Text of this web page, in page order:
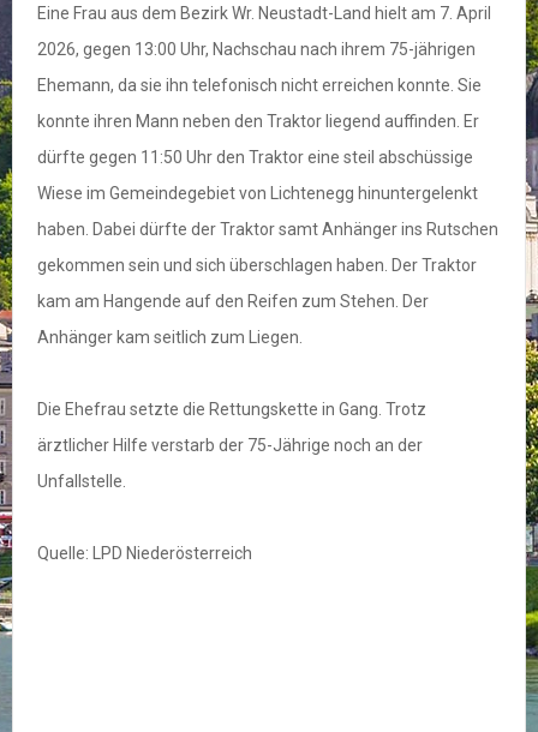
Eine Frau aus dem Bezirk Wr. Neustadt-Land hielt am 7. April
2026, gegen 13:00 Uhr, Nachschau nach ihrem 75-jährigen
Ehemann, da sie ihn telefonisch nicht erreichen konnte. Sie
konnte ihren Mann neben den Traktor liegend auffinden. Er
dürfte gegen 11:50 Uhr den Traktor eine steil abschüssige
Wiese im Gemeindegebiet von Lichtenegg hinuntergelenkt
haben. Dabei dürfte der Traktor samt Anhänger ins Rutschen
gekommen sein und sich überschlagen haben. Der Traktor
kam am Hangende auf den Reifen zum Stehen. Der
Anhänger kam seitlich zum Liegen.
Die Ehefrau setzte die Rettungskette in Gang. Trotz
ärztlicher Hilfe verstarb der 75-Jährige noch an der
Unfallstelle.
Quelle: LPD Niederösterreich